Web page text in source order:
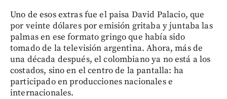
Uno de esos extras fue el paisa David Palacio, que
por veinte dólares por emisión gritaba y juntaba las
palmas en ese formato gringo que había sido
tomado de la televisión argentina. Ahora, más de
una década después, el colombiano ya no está a los
costados, sino en el centro de la pantalla: ha
participado en producciones nacionales e
internacionales.